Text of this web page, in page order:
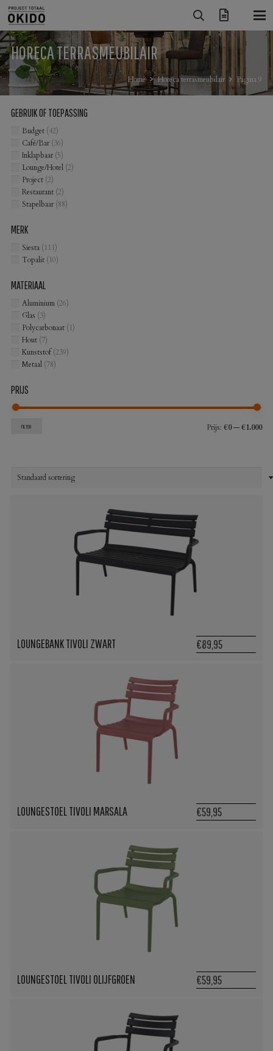
HORECA TERRASMEUBILAIR
Home Horeca terrasmeubilair Pagina 9
GEBRUIK OF TOEPASSING
Budget (42)
Café/Bar (36)
Inklapbaar (5)
Lounge/Hotel (2)
Project (2)
Restaurant (2)
Stapelbaar (88)
MERK
Siesta (111)
Topalit (10)
MATERIAAL
Aluminium (26)
Glas (3)
Polycarbonaat (1)
Hout (7)
Kunststof (239)
Metaal (78)
PRIJS
FILTER Prijs: €0—€1.000
LOUNGEBANK TIVOLI ZWART €89,95
LOUNGESTOEL TIVOLI MARSALA €59,95
LOUNGESTOEL TIVOLI OLIJFGROEN €59,95